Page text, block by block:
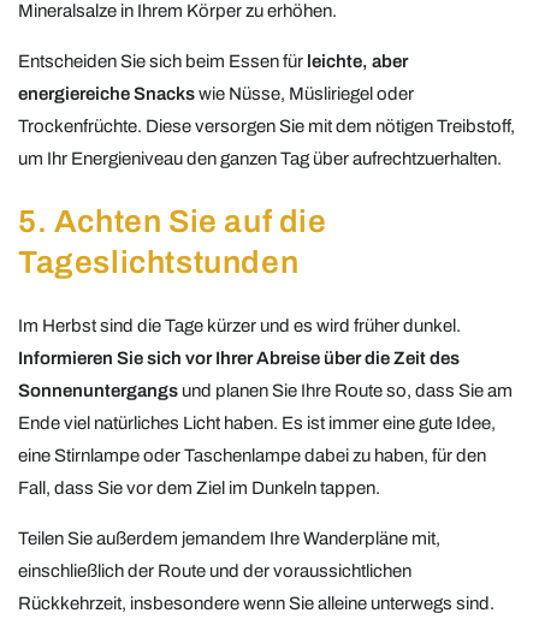
Mineralsalze in Ihrem Körper zu erhöhen.
Entscheiden Sie sich beim Essen für leichte, aber
energiereiche Snackswie Nüsse, Müsliriegel oder
Trockenfrüchte. Diese versorgen Sie mit dem nötigen Treibstoff,
um Ihr Energieniveau den ganzen Tag über aufrechtzuerhalten.
5. Achten Sie auf die
Tageslichtstunden
Im Herbst sind die Tage kürzer und es wird früher dunkel.
Informieren Sie sich vor Ihrer Abreise über die Zeit des
Sonnenuntergangs und planen Sie Ihre Route so, dass Sie am
Ende viel natürliches Licht haben. Es ist immer eine gute Idee,
eine Stirnlampe oder Taschenlampe dabei zu haben, für den
Fall, dass Sie vor dem Ziel im Dunkeln tappen.
Teilen Sie außerdem jemandem Ihre Wanderpläne mit,
einschließlich der Route und der voraussichtlichen
Rückkehrzeit, insbesondere wenn Sie alleine unterwegs sind.